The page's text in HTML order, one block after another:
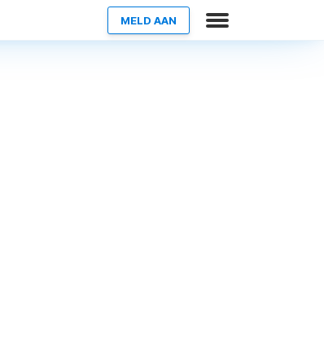
MELD AAN